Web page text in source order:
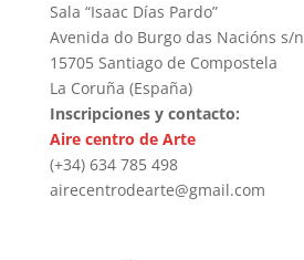
Sala “Isaac Días Pardo”
Avenida do Burgo das Nacións s/n
15705 Santiago de Compostela
La Coruña (España)
Inscripciones y contacto:
Aire centro de Arte
(+34) 634 785 498
airecentrodearte@gmail.com